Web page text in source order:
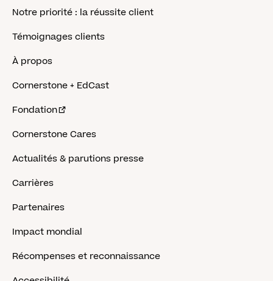
Notre priorité : la réussite client
Témoignages clients
À propos
Cornerstone + EdCast
Fondation
Cornerstone Cares
Actualités & parutions presse
Carrières
Partenaires
Impact mondial
Récompenses et reconnaissance